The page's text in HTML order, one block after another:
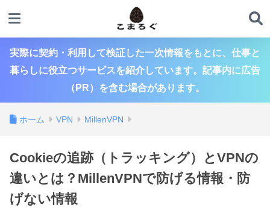
実際に契約・利用して検証した一次情報をもとに、仕事と
暮らしに役立つサービスを紹介しています。記事内に広告
（PR）を含む場合があります。
ホーム VPN MillenVPN
Cookieの追跡（トラッキング）とVPNの
違いとは？MillenVPNで防げる情報・防
げない情報